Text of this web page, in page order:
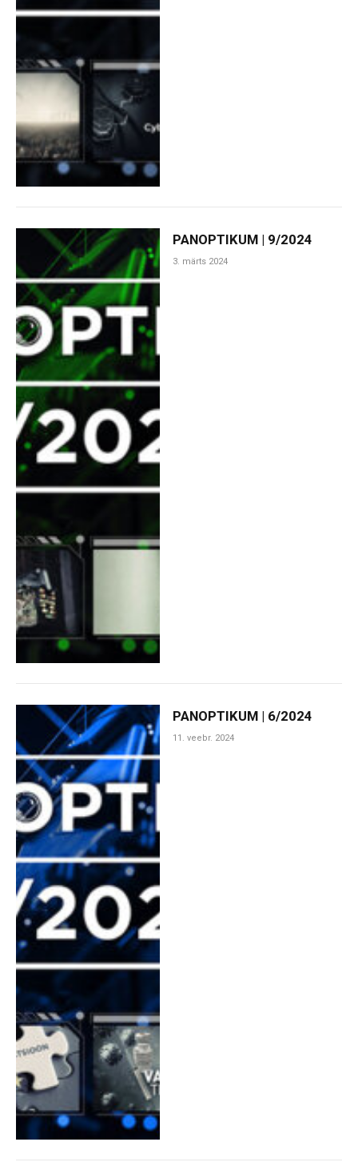
PANOPTIKUM | 9/2024
3. märts 2024
PANOPTIKUM | 6/2024
11. veebr. 2024